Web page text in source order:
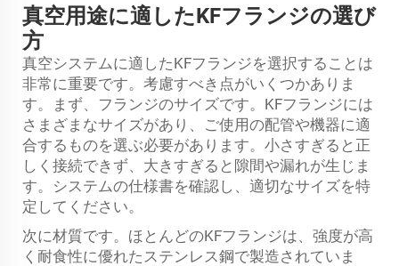
真空用途に適したKFフランジの選び
方
真空システムに適したKFフランジを選択することは
非常に重要です。考慮すべき点がいくつかありま
す。まず、フランジのサイズです。KFフランジには
さまざまなサイズがあり、ご使用の配管や機器に適
合するものを選ぶ必要があります。小さすぎると正
しく接続できず、大きすぎると隙間や漏れが生じま
す。システムの仕様書を確認し、適切なサイズを特
定してください。
次に材質です。ほとんどのKFフランジは、強度が高
く耐食性に優れたステンレス鋼で製造されていま